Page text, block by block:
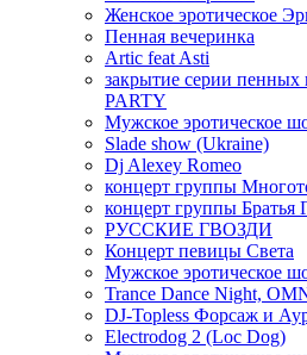
Женское эротическое
Пенная вечеринка
Artic feat Asti
закрытие серии
PARTY
Мужское эротическое
Slade show (Ukraine)
Dj Alexey Romeo
концерт группы
концерт группы Братья
РУССКИЕ ГВОЗДИ
Концерт певицы Света
Мужское эротическое
Trance Dance Night,
DJ-Topless Форсаж и
Electrodog 2 (Loc Dog)